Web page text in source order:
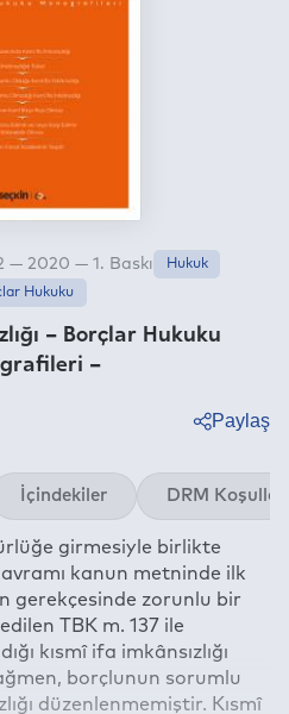
– Borçlar Hukuku
–
— 2020 — 1. Baskı
Hukuk
Hukuku
Paylaş
Twitter
Linkedin
Whatsapp
Telegram
E-mail
İçindekiler DRM Koşulları
girmesiyle birlikte
kanun metninde ilk
gerekçesinde zorunlu bir
TBK m. 137 ile
kısmî ifa imkânsızlığı
borçlunun sorumlu
düzenlenmemiştir. Kısmî